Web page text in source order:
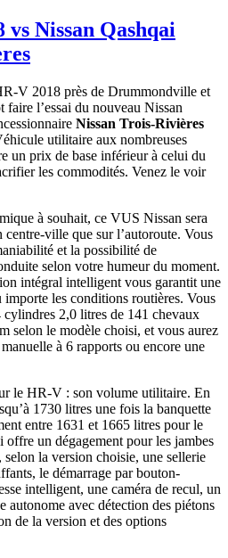
Nissan Qashqai
V 2018 près de Drummondville et
l’essai du nouveau Nissan
Nissan Trois-Rivières
utilitaire aux nombreuses
un prix de base inférieur à celui du
les commodités. Venez le voir
à souhait, ce VUS Nissan sera
ville que sur l’autoroute. Vous
et la possibilité de
selon votre humeur du moment.
intégral intelligent vous garantit une
importe les conditions routières. Vous
2,0 litres de 141 chevaux
selon le modèle choisi, et vous aurez
à 6 rapports ou encore une
le HR-V : son volume utilitaire. En
1730 litres une fois la banquette
entre 1631 et 1665 litres pour le
un dégagement pour les jambes
selon la version choisie, une sellerie
le démarrage par bouton-
intelligent, une caméra de recul, un
autonome avec détection des piétons
de la version et des options